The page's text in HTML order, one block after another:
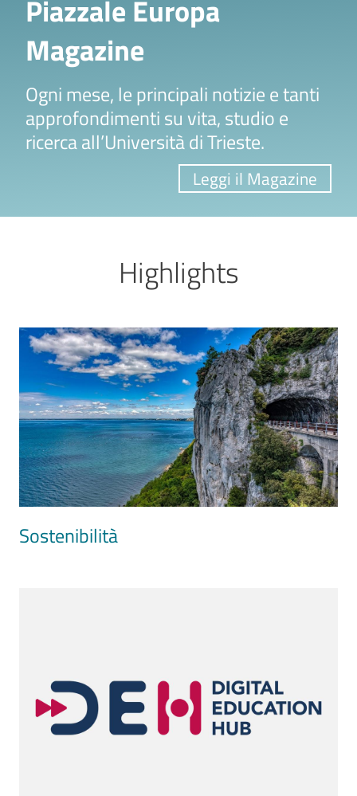
Piazzale Europa
Magazine
Ogni mese, le principali notizie e tanti
approfondimenti su vita, studio e
ricerca all’Università di Trieste.
Leggi il Magazine
Highlights
Image
Sostenibilità